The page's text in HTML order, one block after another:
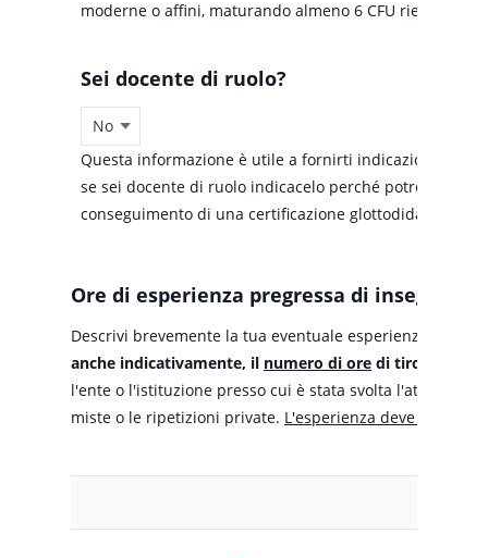
moderne o affini, maturando almeno 6 CFU rientranti
Sei docente di ruolo?
Questa informazione è utile a fornirti indicazioni
se sei docente di ruolo indicacelo perché potrebbe
conseguimento di una certificazione glottodidattica.
Ore di esperienza pregressa di
Descrivi brevemente la tua eventuale esperienza
anche indicativamente, il numero di ore di tirocinio e/
l'ente o l'istituzione presso cui è stata svolta l'attività
miste o le ripetizioni private. L'esperienza deve essere